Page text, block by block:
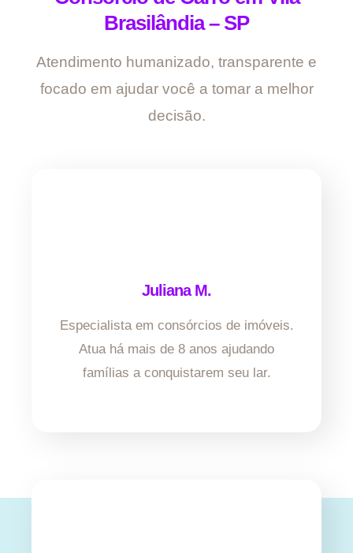
Brasilândia – SP
Atendimento humanizado, transparente e
focado em ajudar você a tomar a melhor
decisão.
Juliana M.
Especialista em consórcios de imóveis.
Atua há mais de 8 anos ajudando
famílias a conquistarem seu lar.